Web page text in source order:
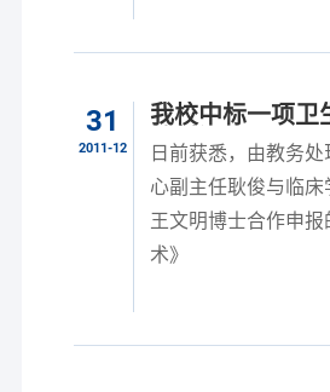
31
2011-12
我校中标一项卫
教材课题
日前获悉，由教务
心副主任耿俊与临
王文明博士合作申报
术》